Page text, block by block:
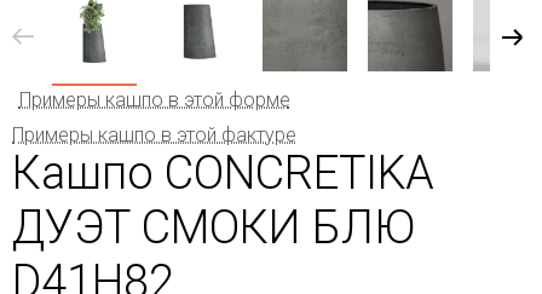
Примеры кашпо в этой форме
Примеры кашпо в этой фактуре
Кашпо CONCRETIKA
ДУЭТ СМОКИ БЛЮ
D41H82